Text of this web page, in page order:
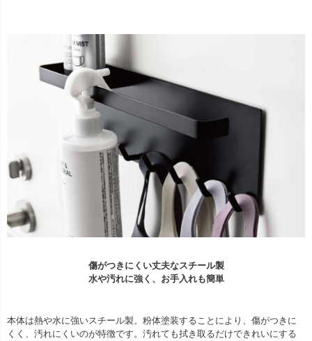
傷がつきにくい丈夫なスチール製
水や汚れに強く、お手入れも簡単
本体は熱や水に強いスチール製。粉体塗装することにより、傷がつきに
くく、汚れにくいのが特徴です。汚れても拭き取るだけできれいにする